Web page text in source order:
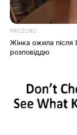
Без рубрики
Гарячi
Нам пишуть
PROZORO
Жінка ожила
розповіддю